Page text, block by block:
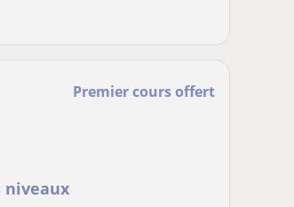
Premier cours offert
niveaux